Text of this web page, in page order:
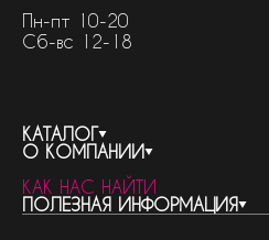
Пн-пт 10-20
Сб-вс 12-18
КАТАЛОГ
весь каталог
бренды
женская парфюмерия
О КОМПАНИИ
контакты
о компании
КАК НАС НАЙТИ
ПОЛЕЗНАЯ ИНФОРМАЦИЯ